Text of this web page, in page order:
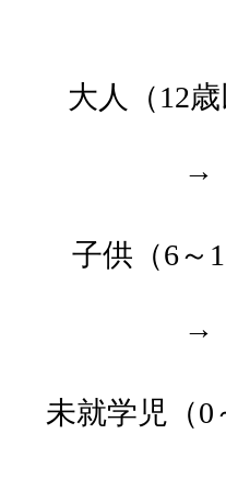
大人（12
→
子供（6～
→
未就学児（0